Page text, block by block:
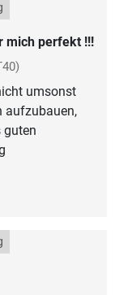
mich perfekt !!!
umsonst
aufzubauen,
guten